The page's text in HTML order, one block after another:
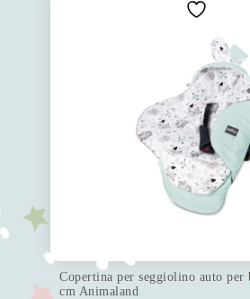
Copertina per seggiolino auto per
cm Animaland